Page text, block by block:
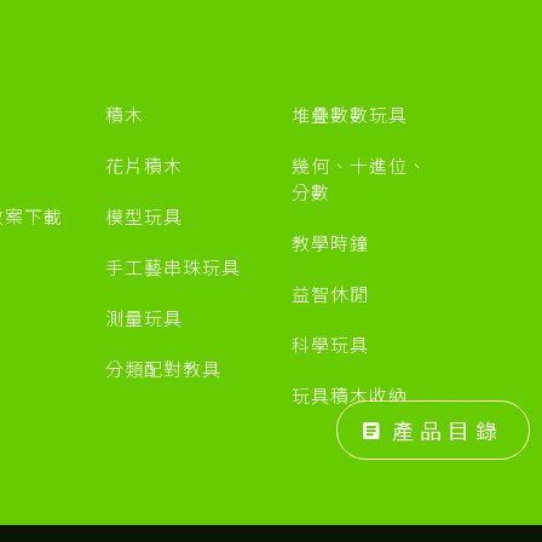
產品目錄
下載
積木
花片積木
模型玩具
手工藝串珠玩具
測量玩具
分類配對教具
堆疊數數玩具
幾何、十進位、
分數
教學時鐘
益智休閒
科學玩具
玩具積木收納